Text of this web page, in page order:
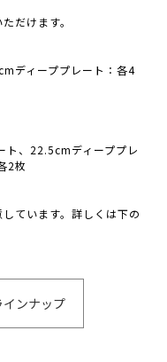
だけます。
ディーププレート：各4
ト、22.5cmディーププレ
2枚
ています。詳しくは下の
インナップ